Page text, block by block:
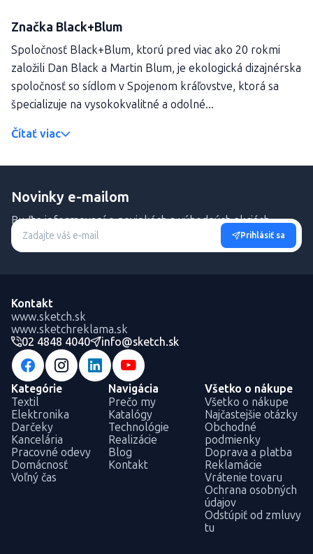
Značka Black+Blum
Spoločnosť Black+Blum, ktorú pred viac ako 20 rokmi
založili Dan Black a Martin Blum, je ekologická dizajnérska
spoločnosť so sídlom v Spojenom kráľovstve, ktorá sa
špecializuje na vysokokvalitné a odolné...
Čítať viac
Novinky e-mailom
Buďte informovaní o novinkách a výhodných akciách.
Prihlásiť sa
Kontakt
www.sketch.sk
www.sketchreklama.sk
02 4848 4040
info@sketch.sk
Kategórie
Textil
Elektronika
Darčeky
Kancelária
Pracovné odevy
Domácnosť
Voľný čas
Navigácia
Prečo my
Katalógy
Technológie
Realizácie
Blog
Kontakt
Všetko o nákupe
Všetko o nákupe
Najčastejšie otázky
Obchodné
podmienky
Doprava a platba
Reklamácie
Vrátenie tovaru
Ochrana osobných
údajov
Odstúpiť od zmluvy
tu